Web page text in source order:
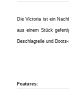
Die Victoria ist ein
aus einem Stück
Beschlagteile und
Features: